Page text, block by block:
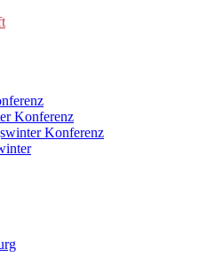
Konferenz
Konferenz